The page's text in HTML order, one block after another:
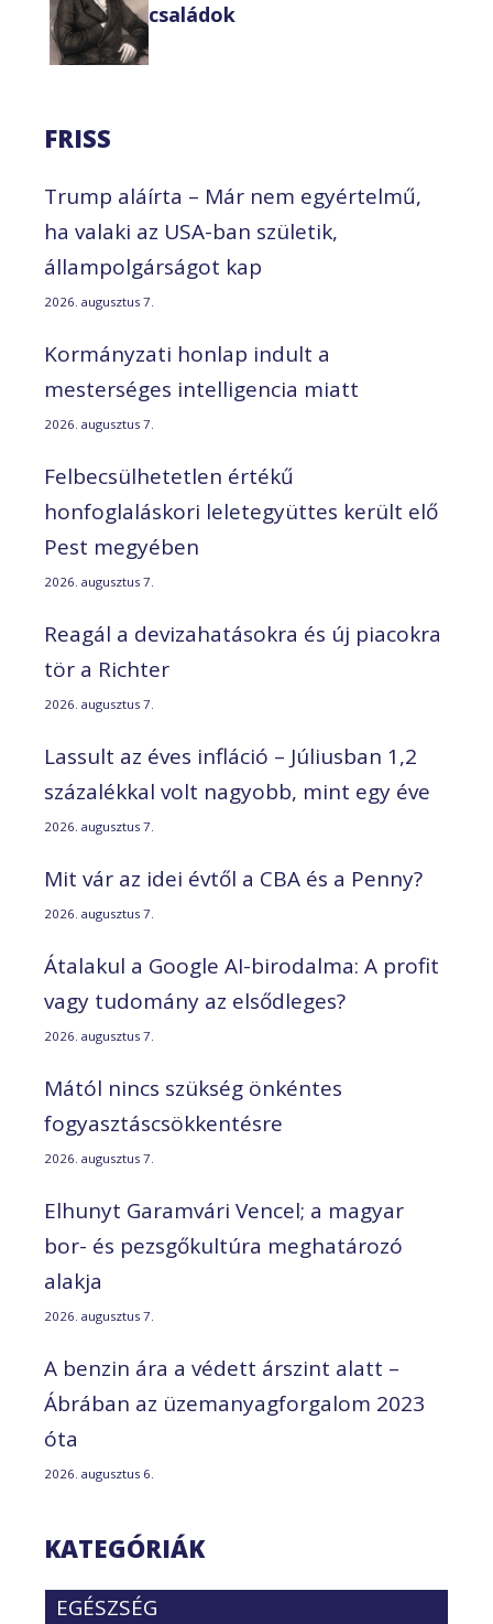
családok
FRISS
Trump aláírta – Már nem egyértelmű,
ha valaki az USA-ban születik,
állampolgárságot kap
2026. augusztus 7.
Kormányzati honlap indult a
mesterséges intelligencia miatt
2026. augusztus 7.
Felbecsülhetetlen értékű
honfoglaláskori leletegyüttes került elő
Pest megyében
2026. augusztus 7.
Reagál a devizahatásokra és új piacokra
tör a Richter
2026. augusztus 7.
Lassult az éves infláció – Júliusban 1,2
százalékkal volt nagyobb, mint egy éve
2026. augusztus 7.
Mit vár az idei évtől a CBA és a Penny?
2026. augusztus 7.
Átalakul a Google AI-birodalma: A profit
vagy tudomány az elsődleges?
2026. augusztus 7.
Mától nincs szükség önkéntes
fogyasztáscsökkentésre
2026. augusztus 7.
Elhunyt Garamvári Vencel; a magyar
bor- és pezsgőkultúra meghatározó
alakja
2026. augusztus 7.
A benzin ára a védett árszint alatt –
Ábrában az üzemanyagforgalom 2023
óta
2026. augusztus 6.
KATEGÓRIÁK
EGÉSZSÉG